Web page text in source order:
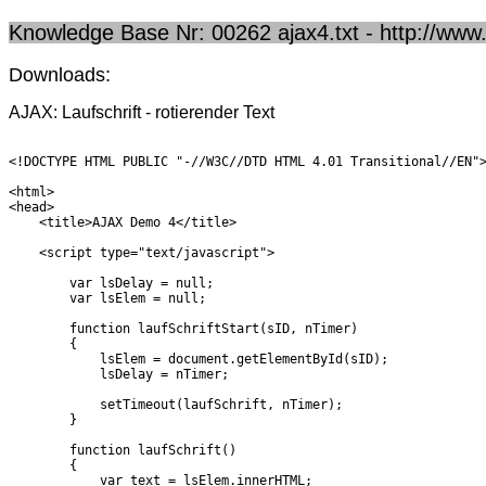
Knowledge Base Nr: 00262 ajax4.txt - http://
Downloads:
AJAX: Laufschrift - rotierender Text
<!DOCTYPE HTML PUBLIC "-//W3C//DTD HTML 4.01 Transitional//EN">
<html>
<head>
    <title>AJAX Demo 4</title>
    <script type="text/javascript">
        var lsDelay = null;
        var lsElem = null;
        function laufSchriftStart(sID, nTimer)
        {
            lsElem = document.getElementById(sID);
            lsDelay = nTimer;
            setTimeout(laufSchrift, nTimer);
        }
        function laufSchrift()
        {
            var text = lsElem.innerHTML;